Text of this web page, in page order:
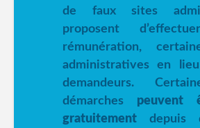
de faux sites
proposent
rémunération,
administratives en
demandeurs.
démarches peuvent
gratuitement depuis